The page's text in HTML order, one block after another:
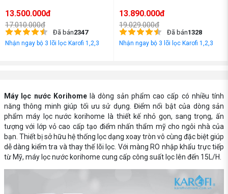
13.500.000đ
17.010.000đ
Đã bán2347
Nhận ngay bộ 3 lõi lọc Karofi 1,2,3
13.890.000đ
19.029.000đ
Đã bán1328
Nhận ngay bộ 3 lõi lọc Karofi 1,2,3
Máy lọc nước Korihomelà dòng sản phẩm cao cấp có nhiều tính
năng thông minh giúp tối ưu sử dụng. Điểm nổi bật của dòng sản
phẩm máy lọc nước korihome là thiết kế nhỏ gọn, sang trọng, ấn
tượng với lớp vỏ cao cấp tạo điểm nhấn thẩm mỹ cho ngôi nhà của
bạn. Thiết bị sở hữu hệ thống lọc dạng xoay tròn vô cùng đặc biệt giúp
dễ dàng kiểm tra và thay thế lõi lọc. Với màng RO nhập khẩu trực tiếp
từ Mỹ, máy lọc nước korihome cung cấp công suất lọc lên đến 15L/H.